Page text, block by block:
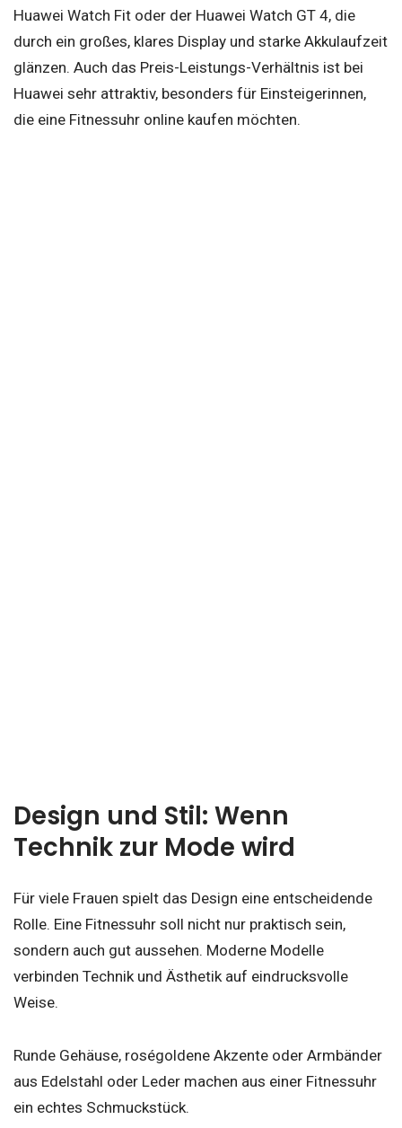
Huawei Watch Fit oder der Huawei Watch GT 4, die
durch ein großes, klares Display und starke Akkulaufzeit
glänzen. Auch das Preis-Leistungs-Verhältnis ist bei
Huawei sehr attraktiv, besonders für Einsteigerinnen,
die eine Fitnessuhr online kaufen möchten.
Design und Stil: Wenn
Technik zur Mode wird
Für viele Frauen spielt das Design eine entscheidende
Rolle. Eine Fitnessuhr soll nicht nur praktisch sein,
sondern auch gut aussehen. Moderne Modelle
verbinden Technik und Ästhetik auf eindrucksvolle
Weise.
Runde Gehäuse, roségoldene Akzente oder Armbänder
aus Edelstahl oder Leder machen aus einer Fitnessuhr
ein echtes Schmuckstück.